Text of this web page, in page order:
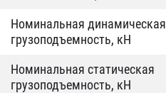
Номинальная динамическая
грузоподъемность, кН
Номинальная статическая
грузоподъемность, кН